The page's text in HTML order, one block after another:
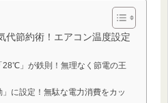
代節約術！エアコン温度設定
28℃」が鉄則！無理なく節電の王
に設定！無駄な電力消費をカッ